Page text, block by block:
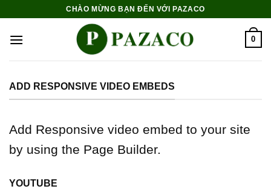
content
CHÀO MỪNG BẠN ĐẾN VỚI PAZACO
0
ADD RESPONSIVE VIDEO EMBEDS
Add Responsive video embed to your site
by using the Page Builder.
YOUTUBE